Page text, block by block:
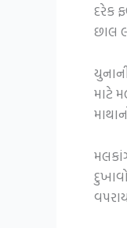
દરેક
છાલ
માટે